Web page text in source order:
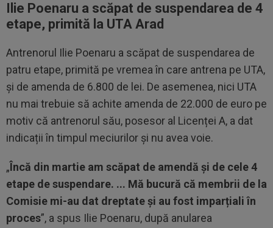
Ilie Poenaru a scăpat de suspendarea de 4
etape, primită la UTA Arad
Antrenorul Ilie Poenaru a scăpat de suspendarea de
patru etape, primită pe vremea în care antrena pe UTA,
și de amenda de 6.800 de lei. De asemenea, nici UTA
nu mai trebuie să achite amenda de 22.000 de euro pe
motiv că antrenorul său, posesor al Licenței A, a dat
indicații în timpul meciurilor și nu avea voie.
„Încă din martie am scăpat de amendă și de cele 4
etape de suspendare. ... Mă bucură că membrii de la
Comisie mi-au dat dreptate și au fost imparțiali în
proces”, a spus Ilie Poenaru, după anularea